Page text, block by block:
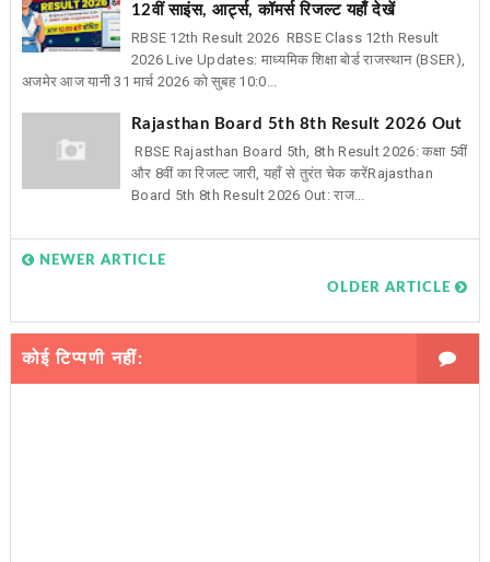
12वीं साइंस, आर्ट्स, कॉमर्स रिजल्ट यहाँ देखें
RBSE 12th Result 2026 RBSE Class 12th Result
2026 Live Updates: माध्यमिक शिक्षा बोर्ड राजस्थान (BSER),
अजमेर आज यानी 31 मार्च 2026 को सुबह 10:0...
Rajasthan Board 5th 8th Result 2026 Out
RBSE Rajasthan Board 5th, 8th Result 2026: कक्षा 5वीं
और 8वीं का रिजल्ट जारी, यहाँ से तुरंत चेक करेंRajasthan
Board 5th 8th Result 2026 Out: राज...
NEWER ARTICLE
OLDER ARTICLE
कोई टिप्पणी नहीं: